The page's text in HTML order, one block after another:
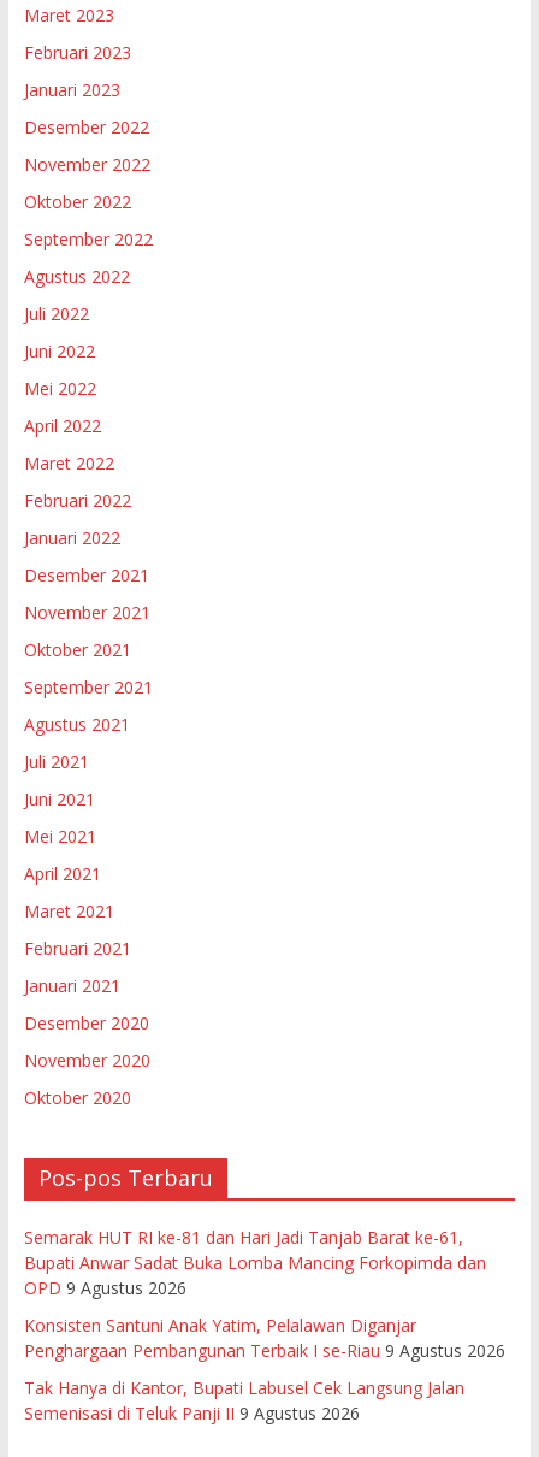
Maret 2023
Februari 2023
Januari 2023
Desember 2022
November 2022
Oktober 2022
September 2022
Agustus 2022
Juli 2022
Juni 2022
Mei 2022
April 2022
Maret 2022
Februari 2022
Januari 2022
Desember 2021
November 2021
Oktober 2021
September 2021
Agustus 2021
Juli 2021
Juni 2021
Mei 2021
April 2021
Maret 2021
Februari 2021
Januari 2021
Desember 2020
November 2020
Oktober 2020
Pos-pos Terbaru
Semarak HUT RI ke-81 dan Hari Jadi Tanjab Barat ke-61,
Bupati Anwar Sadat Buka Lomba Mancing Forkopimda dan
OPD 9 Agustus 2026
Konsisten Santuni Anak Yatim, Pelalawan Diganjar
Penghargaan Pembangunan Terbaik I se-Riau 9 Agustus 2026
Tak Hanya di Kantor, Bupati Labusel Cek Langsung Jalan
Semenisasi di Teluk Panji II 9 Agustus 2026